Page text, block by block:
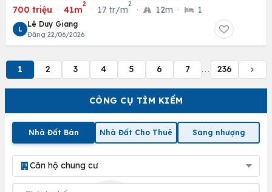
CÔNG CỤ TÌM KIẾM
Nhà Đất Bán Nhà Đất Cho Thuê Sang nhượng
Căn hộ chung cư
700 triệu · 41m
2
· 17 tr/m
2
· 12m · 1
L
Lê Duy Giang
Đăng 22/06/2026
1 2 3 4 5 6 7 ... 236